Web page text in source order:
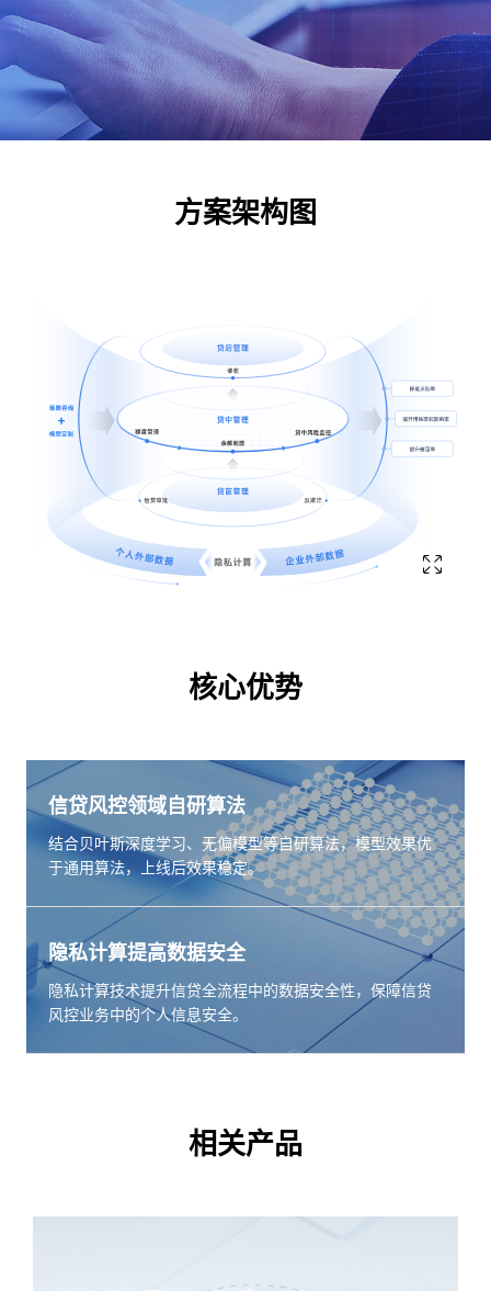
方案架构图
核心优势
信贷风控领域自研算法
结合贝叶斯深度学习、无偏模型等自研算法，模型效果优
于通用算法，上线后效果稳定。
隐私计算提高数据安全
隐私计算技术提升信贷全流程中的数据安全性，保障信贷
风控业务中的个人信息安全。
相关产品